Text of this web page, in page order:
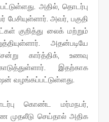
அதில், தொடர்பு
அவர், பகுதி
குறித்து லைக் மற்றும்
அதன்படியே
கார்த்திக், உணவு
இதற்காக
வழங்கப்பட்டுள்ளது.
கொண்ட மர்மநபர்,
செய்தால் அதிக